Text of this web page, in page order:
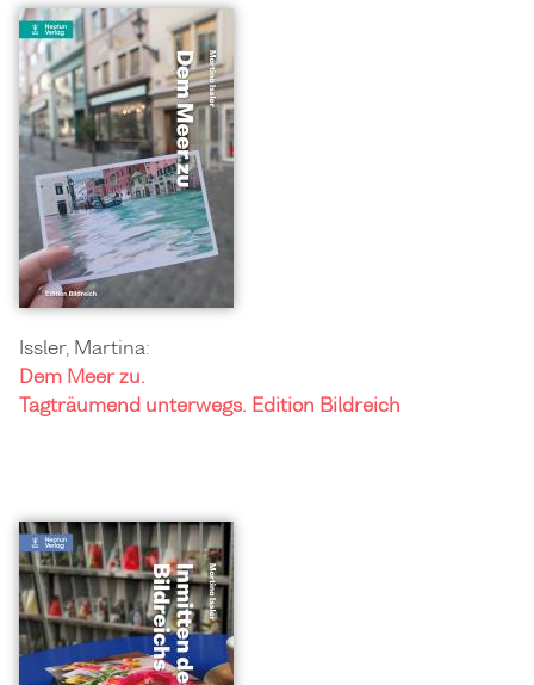
Issler, Martina:
Dem Meer zu.
Tagträumend unterwegs. Edition Bildreich